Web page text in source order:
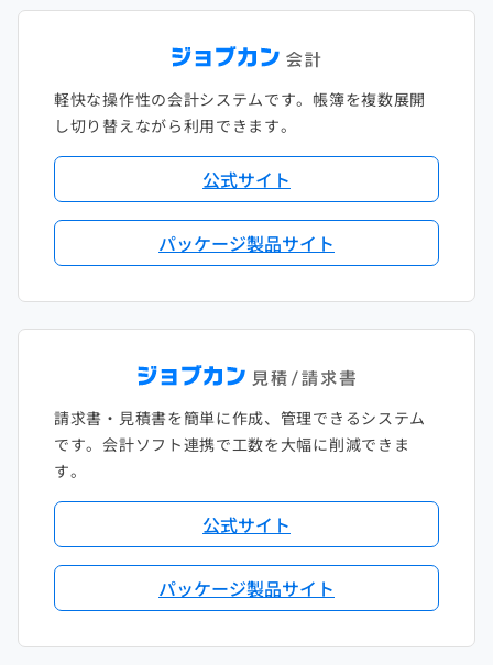
軽快な操作性の会計システムです。帳簿を複数展開
し切り替えながら利用できます。
公式サイト
パッケージ製品サイト
請求書・見積書を簡単に作成、管理できるシステム
です。会計ソフト連携で工数を大幅に削減できま
す。
公式サイト
パッケージ製品サイト